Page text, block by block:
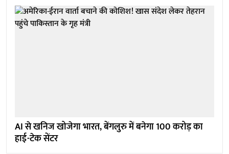
AI से खनिज खोजेगा भारत, बेंगलुरु में बनेगा 100 करोड़ का
हाई-टेक सेंटर